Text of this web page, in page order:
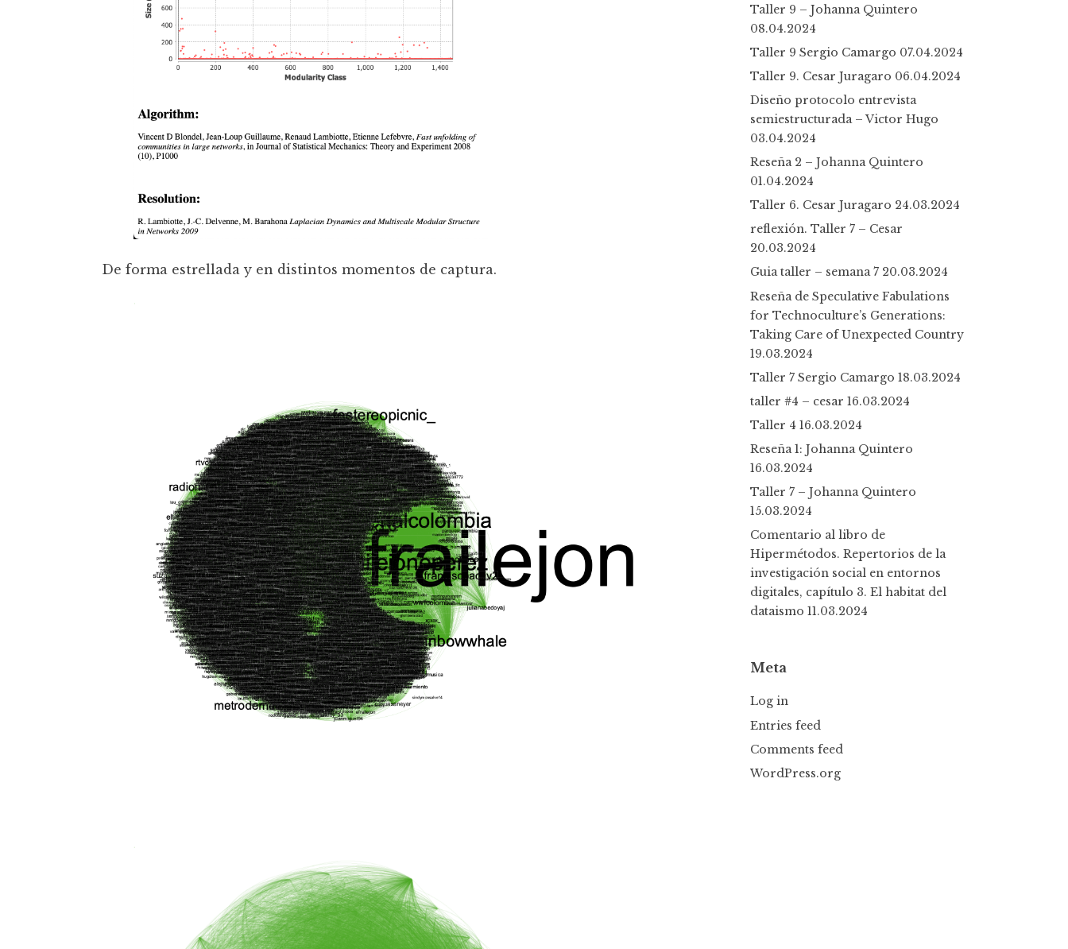
De forma estrellada y en distintos momentos de captura.
Taller 9 – Johanna Quintero
08.04.2024
Taller 9 Sergio Camargo 07.04.2024
Taller 9. Cesar Juragaro 06.04.2024
Diseño protocolo entrevista
semiestructurada – Victor Hugo
03.04.2024
Reseña 2 – Johanna Quintero
01.04.2024
Taller 6. Cesar Juragaro 24.03.2024
reflexión. Taller 7 – Cesar
20.03.2024
Guia taller – semana 7 20.03.2024
Reseña de Speculative Fabulations
for Technoculture’s Generations:
Taking Care of Unexpected Country
19.03.2024
Taller 7 Sergio Camargo 18.03.2024
taller #4 – cesar 16.03.2024
Taller 4 16.03.2024
Reseña 1: Johanna Quintero
16.03.2024
Taller 7 – Johanna Quintero
15.03.2024
Comentario al libro de
Hipermétodos. Repertorios de la
investigación social en entornos
digitales, capítulo 3. El habitat del
dataismo 11.03.2024
Meta
Log in
Entries feed
Comments feed
WordPress.org